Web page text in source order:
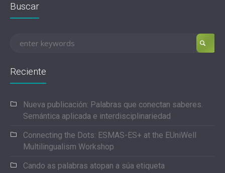
Buscar
Reciente
Nueva publicación: Palabras que conectan saberes.
Semántica aplicada e interdisciplinariedad
Connecting the Dots: ESMAS-ES+ at the EUniWell
Multilingualism Workshop
Cando as palabras atopan a súa etiqueta